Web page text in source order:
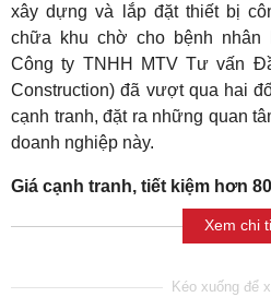
xây dựng và lắp đặt thiết bị
chữa khu chờ cho bệnh nhân
Công ty TNHH MTV Tư vấn
Construction) đã vượt qua hai
cạnh tranh, đặt ra những quan
doanh nghiệp này.
Giá cạnh tranh, tiết kiệm hơn
Xem chi